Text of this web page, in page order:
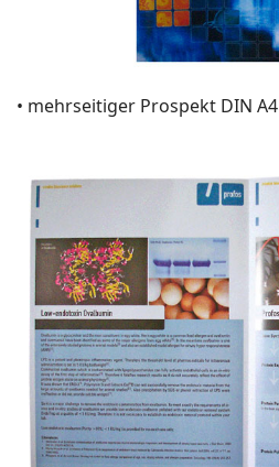
• mehrseitiger Prospekt DIN A4